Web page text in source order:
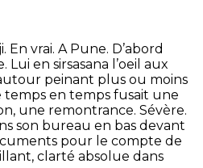
vrai. A Pune. D’abord
en sirsasana l’oeil aux
peinant plus ou moins
en temps fusait une
une remontrance. Sévère.
son bureau en bas devant
pour le compte de
clarté absolue dans